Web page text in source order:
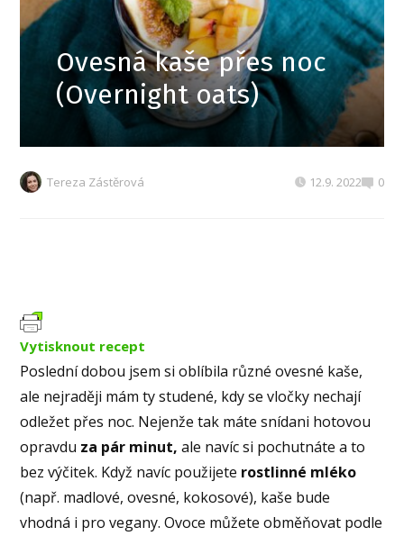
Ovesná kaše přes noc
(Overnight oats)
Tereza Zástěrová 12.9. 2022 0
Vytisknout recept
Poslední dobou jsem si oblíbila různé ovesné kaše,
ale nejraději mám ty studené, kdy se vločky nechají
odležet přes noc. Nejenže tak máte snídani hotovou
opravdu za pár minut, ale navíc si pochutnáte a to
bez výčitek. Když navíc použijete rostlinné mléko
(např. madlové, ovesné, kokosové), kaše bude
vhodná i pro vegany. Ovoce můžete obměňovat podle